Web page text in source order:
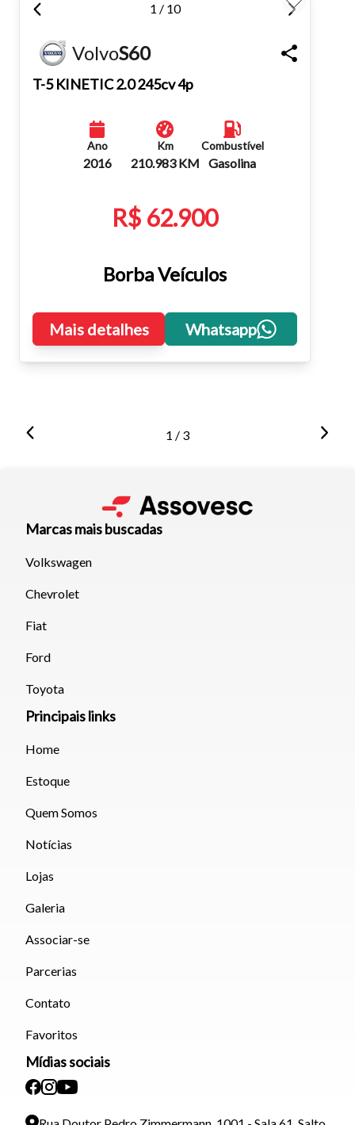
teclado.
1 / 10
VolvoS60
T-5 KINETIC 2.0 245cv 4p
Ano
2016
Km
210.983 KM
Combustível
Gasolina
R$ 62.900
Borba Veículos
Mais detalhes Whatsapp
1 / 3
Marcas mais buscadas
Volkswagen
Chevrolet
Fiat
Ford
Toyota
Principais links
Home
Estoque
Quem Somos
Notícias
Lojas
Galeria
Associar-se
Parcerias
Contato
Favoritos
Mídias sociais